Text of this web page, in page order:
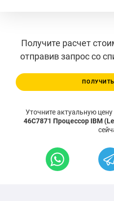
Получите расчет
отправив запрос со
Уточните актуальную
46C7871 Процессор IBM